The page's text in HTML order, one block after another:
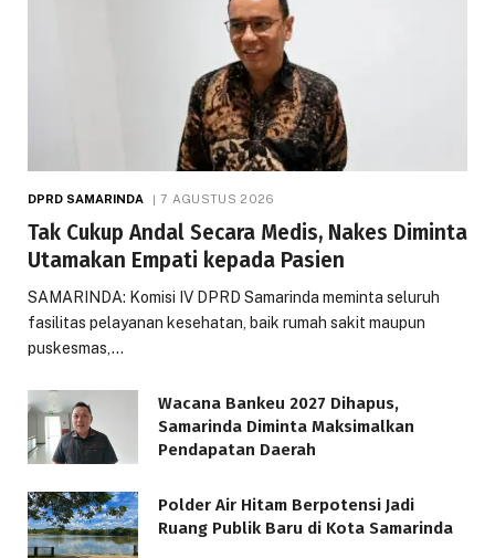
DPRD SAMARINDA 7 AGUSTUS 2026
Tak Cukup Andal Secara Medis, Nakes Diminta
Utamakan Empati kepada Pasien
SAMARINDA: Komisi IV DPRD Samarinda meminta seluruh
fasilitas pelayanan kesehatan, baik rumah sakit maupun
puskesmas,…
Wacana Bankeu 2027 Dihapus,
Samarinda Diminta Maksimalkan
Pendapatan Daerah
Polder Air Hitam Berpotensi Jadi
Ruang Publik Baru di Kota Samarinda